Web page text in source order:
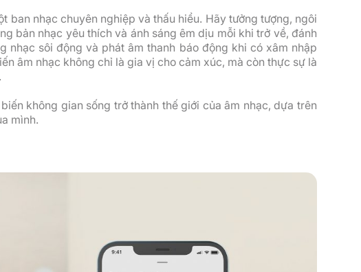
ban nhạc chuyên nghiệp và thấu hiểu. Hãy tưởng tượng, ngôi
bản nhạc yêu thích và ánh sáng êm dịu mỗi khi trở về, đánh
nhạc sôi động và phát âm thanh báo động khi có xâm nhập
âm nhạc không chỉ là gia vị cho cảm xúc, mà còn thực sự là
không gian sống trở thành thế giới của âm nhạc, dựa trên
mình.